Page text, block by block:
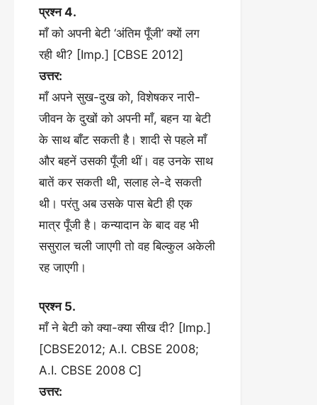
प्रश्न 4.
माँ को अपनी बेटी ‘अंतिम पूँजी’ क्यों लग
रही थी? [Imp.] [CBSE 2012]
उत्तर:
माँ अपने सुख-दुख को, विशेषकर नारी-
जीवन के दुखों को अपनी माँ, बहन या बेटी
के साथ बाँट सकती है। शादी से पहले माँ
और बहनें उसकी पूँजी थीं। वह उनके साथ
बातें कर सकती थी, सलाह ले-दे सकती
थी। परंतु अब उसके पास बेटी ही एक
मात्र पूँजी है। कन्यादान के बाद वह भी
ससुराल चली जाएगी तो वह बिल्कुल अकेली
रह जाएगी।
प्रश्न 5.
माँ ने बेटी को क्या-क्या सीख दी? [Imp.]
[CBSE2012; A.I. CBSE 2008;
A.I. CBSE 2008 C]
उत्तर: